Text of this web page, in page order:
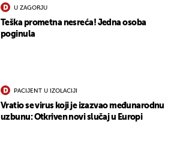
U ZAGORJU
Teška prometna nesreća! Jedna osoba
poginula
PACIJENT U IZOLACIJI
Vratio se virus koji je izazvao međunarodnu
uzbunu: Otkriven novi slučaj u Europi